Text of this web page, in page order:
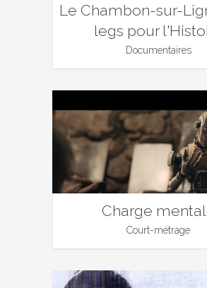
Le Chambon-sur-
legs pour
Documentaires
Charge
Court-métrage